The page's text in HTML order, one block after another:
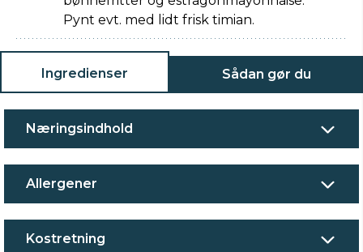
Pynt evt. med lidt frisk timian.
Ingredienser Sådan gør du
Næringsindhold
Allergener
Kostretning